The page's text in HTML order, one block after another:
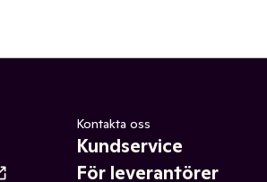
Kontakta oss
Kundservice
För leverantörer